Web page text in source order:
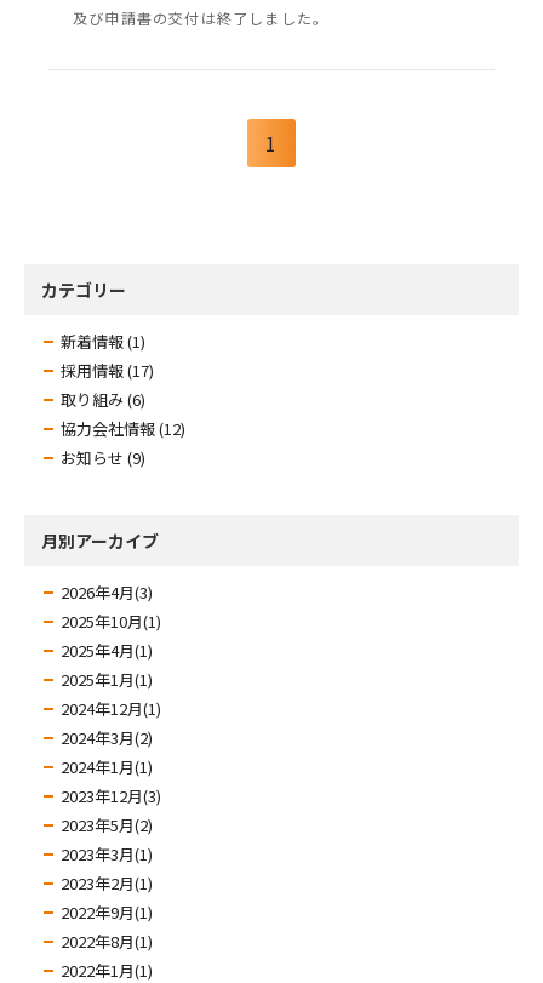
及び申請書の交付は終了しました。
1
カテゴリー
新着情報 (1)
採用情報 (17)
取り組み (6)
協力会社情報 (12)
お知らせ (9)
月別アーカイブ
2026年4月(3)
2025年10月(1)
2025年4月(1)
2025年1月(1)
2024年12月(1)
2024年3月(2)
2024年1月(1)
2023年12月(3)
2023年5月(2)
2023年3月(1)
2023年2月(1)
2022年9月(1)
2022年8月(1)
2022年1月(1)